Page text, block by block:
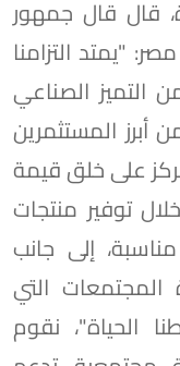
قال قال جمهور
"يمتد التزامنا
الصناعي
أبرز المستثمرين
على خلق قيمة
توفير منتجات
إلى جانب
التي
الحياة"، نقوم